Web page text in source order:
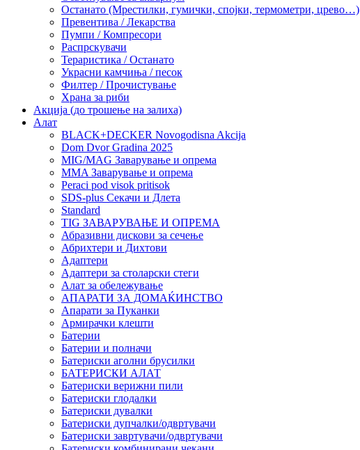
Останато (Мрестилки, гумички, спојки, термометри, црево…)
Превентива / Лекарства
Пумпи / Компресори
Распрскувачи
Тераристика / Останато
Украсни камчиња / песок
Филтер / Прочистување
Храна за риби
Акција (до трошење на залиха)
Алат
BLACK+DECKER Novogodisna Akcija
Dom Dvor Gradina 2025
MIG/MAG Заварување и опрема
MMA Заварување и опрема
Peraci pod visok pritisok
SDS-plus Секачи и Длета
Standard
TIG ЗАВАРУВАЊЕ И ОПРЕМА
Абразивни дискови за сечење
Абрихтери и Дихтови
Адаптери
Адаптери за столарски стеги
Алат за обележување
АПАРАТИ ЗА ДОМАЌИНСТВО
Апарати за Пуканки
Армирачки клешти
Батерии
Батерии и полначи
Батериски аголни брусилки
БАТЕРИСКИ АЛАТ
Батериски верижни пили
Батериски глодалки
Батериски дувалки
Батериски дупчалки/одвртувачи
Батериски завртувачи/одвртувачи